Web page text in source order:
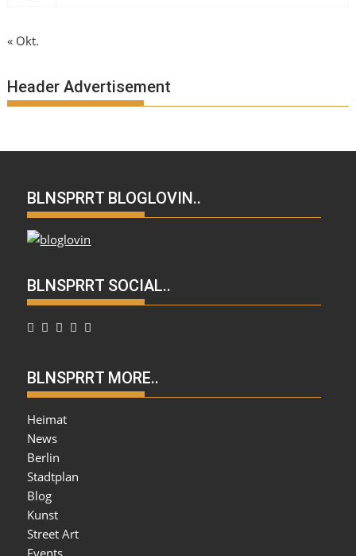
« Okt.
Header Advertisement
BLNSPRRT BLOGLOVIN..
BLNSPRRT SOCIAL..
BLNSPRRT MORE..
Heimat
News
Berlin
Stadtplan
Blog
Kunst
Street Art
Events